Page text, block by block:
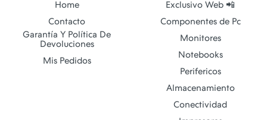
Home
Contacto
Garantía Y Política De
Devoluciones
Mis Pedidos
Exclusivo Web 📲
Componentes de Pc
Monitores
Notebooks
Perifericos
Almacenamiento
Conectividad